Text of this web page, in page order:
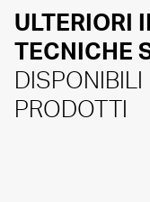
ULTERIORI
TECNICHE
DISPONIBILI
PRODOTTI